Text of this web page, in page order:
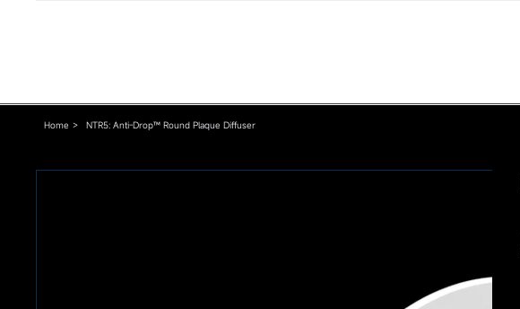
Home > NTR5: Anti-Drop™ Round Plaque Diffuser